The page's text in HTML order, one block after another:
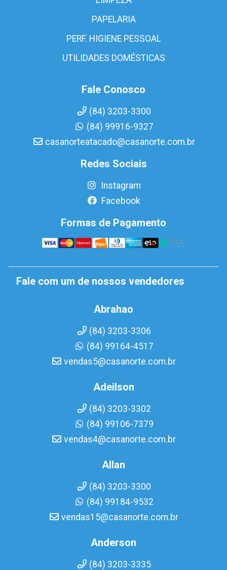
PAPELARIA
PERF. HIGIENE PESSOAL
UTILIDADES DOMÉSTICAS
Fale Conosco
(84) 3203-3300
(84) 99916-9327
casanorteatacado@casanorte.com.br
Redes Sociais
Instagram
Facebook
Formas de Pagamento
Fale com um de nossos vendedores
Abrahao
(84) 3203-3306
(84) 99164-4517
vendas5@casanorte.com.br
Adeilson
(84) 3203-3302
(84) 99106-7379
vendas4@casanorte.com.br
Allan
(84) 3203-3300
(84) 99184-9532
vendas15@casanorte.com.br
Anderson
(84) 3203-3335